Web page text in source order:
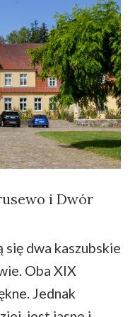
i Dwór
się dwa kaszubskie
Oba XIX
Jednak